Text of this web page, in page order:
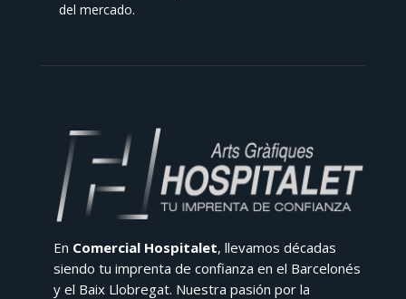
del mercado.
En Comercial Hospitalet, llevamos décadas
siendo tu imprenta de confianza en el Barcelonés
y el Baix Llobregat. Nuestra pasión por la